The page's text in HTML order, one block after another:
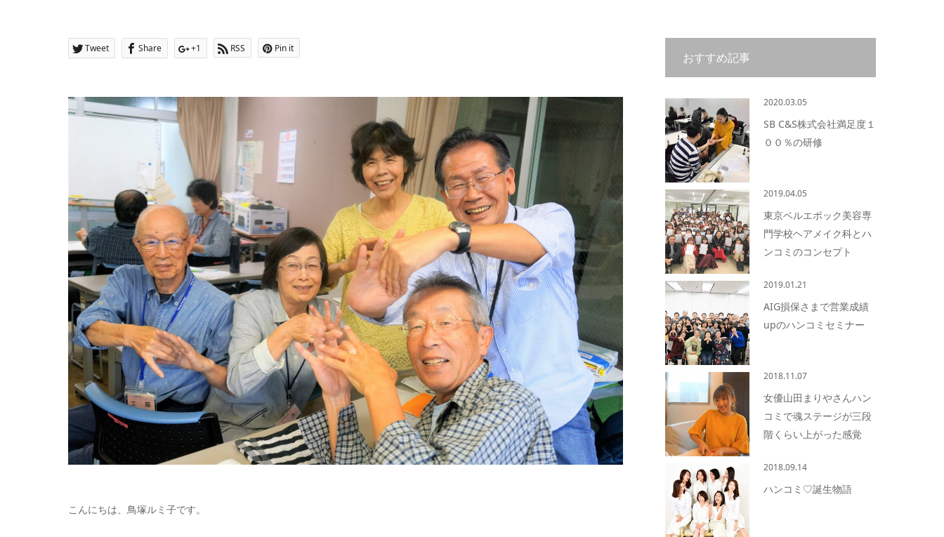
Tweet Share +1 RSS Pin it
こんにちは、鳥塚ルミ子です。
おすすめ記事
2020.03.05
SB C&S株式会社満足度１
００％の研修
2019.04.05
東京ベルエポック美容専
門学校ヘアメイク科とハ
ンコミのコンセプト
2019.01.21
AIG損保さまで営業成績
upのハンコミセミナー
2018.11.07
女優山田まりやさんハン
コミで魂ステージが三段
階くらい上がった感覚
2018.09.14
ハンコミ♡誕生物語